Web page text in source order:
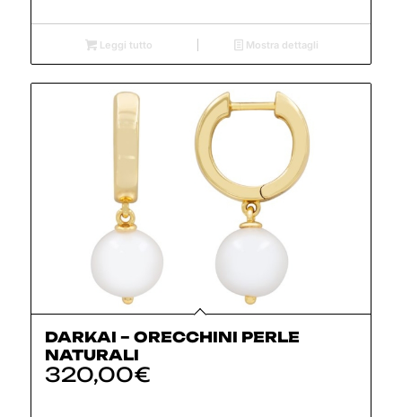
Leggi tutto Mostra dettagli
DARKAI – ORECCHINI PERLE
NATURALI
320,00€